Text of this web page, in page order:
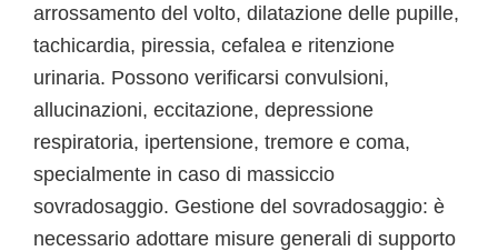
arrossamento del volto, dilatazione delle pupille,
tachicardia, piressia, cefalea e ritenzione
urinaria. Possono verificarsi convulsioni,
allucinazioni, eccitazione, depressione
respiratoria, ipertensione, tremore e coma,
specialmente in caso di massiccio
sovradosaggio. Gestione del sovradosaggio: è
necessario adottare misure generali di supporto